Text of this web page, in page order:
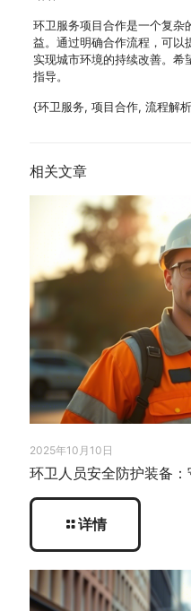
环卫服务项目合作是一个复杂
益。通过明确合作流程，可以
实现城市环境的持续改善。希
指导。
{环卫服务, 项目合作, 流程解
相关文章
2025年10月10日
环卫人员安全防护装备
详情